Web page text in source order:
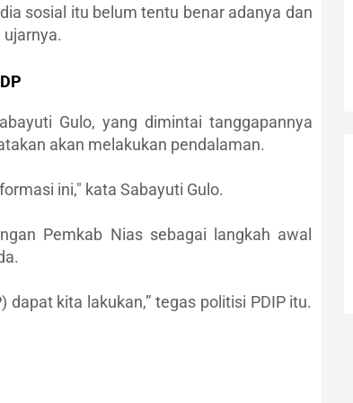
sosial itu belum tentu benar adanya dan
Gulo, yang dimintai tanggapannya
akan melakukan pendalaman.
ini," kata Sabayuti Gulo.
Pemkab Nias sebagai langkah awal
dapat kita lakukan,” tegas politisi PDIP itu.